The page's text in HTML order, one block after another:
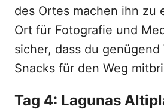
des Ortes machen ihn zu
Ort für Fotografie und
sicher, dass du genügend
Snacks für den Weg
Tag 4: Lagunas